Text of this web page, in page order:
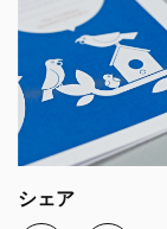
シェア